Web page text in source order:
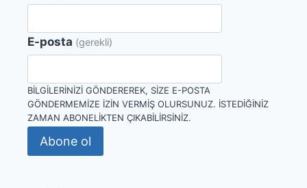
E-posta (gerekli)
BILGILERINIZI GÖNDEREREK, SIZE E-POSTA
GÖNDERMEMIZE IZIN VERMIŞ OLURSUNUZ. İSTEDIĞINIZ
ZAMAN ABONELIKTEN ÇIKABILIRSINIZ.
Abone ol